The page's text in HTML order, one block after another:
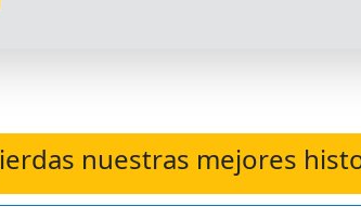
nuestras mejores